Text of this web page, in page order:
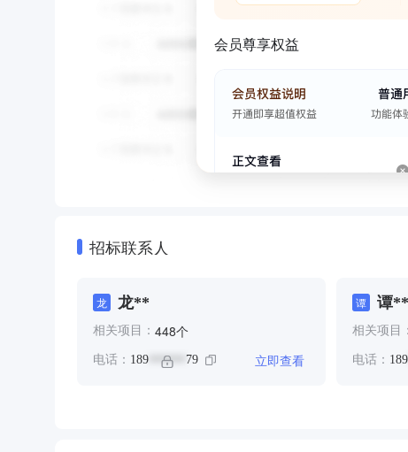
会员尊享权益
招标联系人
龙 龙**
相关项目： 448个
电话： 189 ****** 79 立即查看
谭 谭
相关项目：
电话： 189